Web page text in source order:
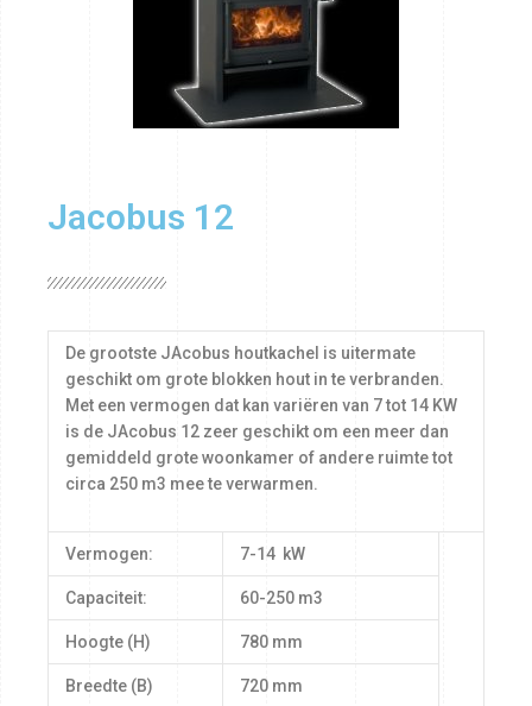
Jacobus 12
De grootste JAcobus houtkachel is uitermate
geschikt om grote blokken hout in te verbranden.
Met een vermogen dat kan variëren van 7 tot 14 KW
is de JAcobus 12 zeer geschikt om een meer dan
gemiddeld grote woonkamer of andere ruimte tot
circa 250 m3 mee te verwarmen.
Vermogen: 7-14 kW
Capaciteit: 60-250 m3
Hoogte (H) 780 mm
Breedte (B) 720 mm